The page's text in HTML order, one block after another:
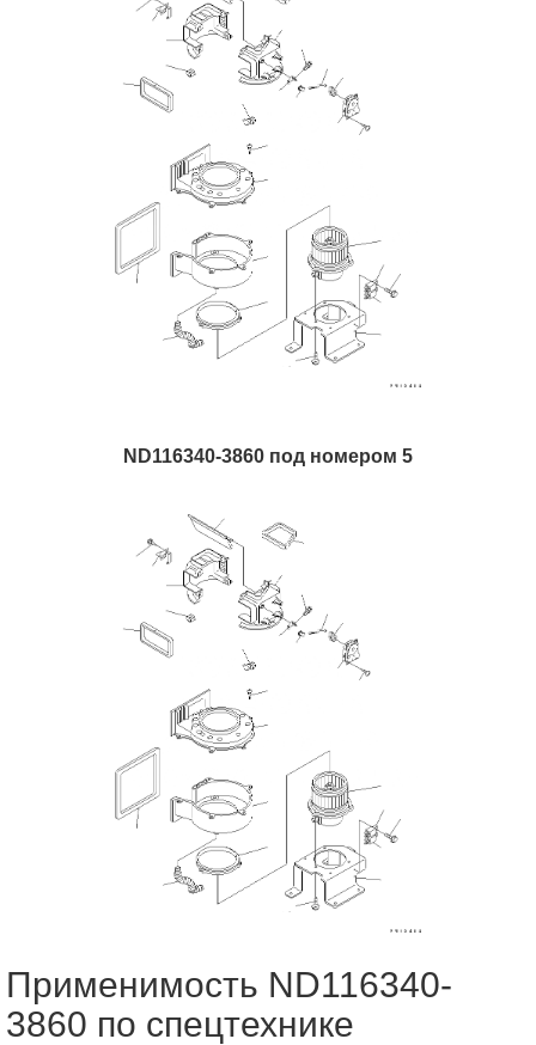
ND116340-3860 под номером 5
Применимость ND116340-
3860 по спецтехнике